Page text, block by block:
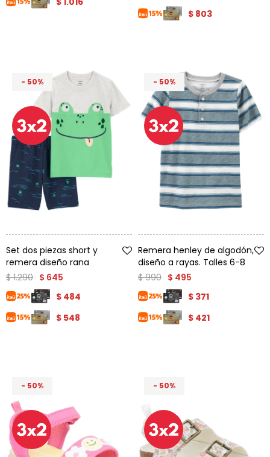
$ 803
50
Set dos piezas short y
remera diseño rana
$ 645
$ 1.290
$ 484
$ 548
50
Remera henley de algodón,
diseño a rayas. Talles 6-8
$ 495
$ 990
$ 371
$ 421
50 50